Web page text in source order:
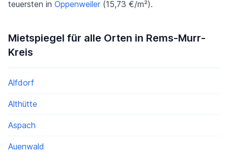
teuersten in Oppenweiler(15,73 €/m²).
Mietspiegel für alle Orten in Rems-Murr-
Kreis
Alfdorf
Althütte
Aspach
Auenwald